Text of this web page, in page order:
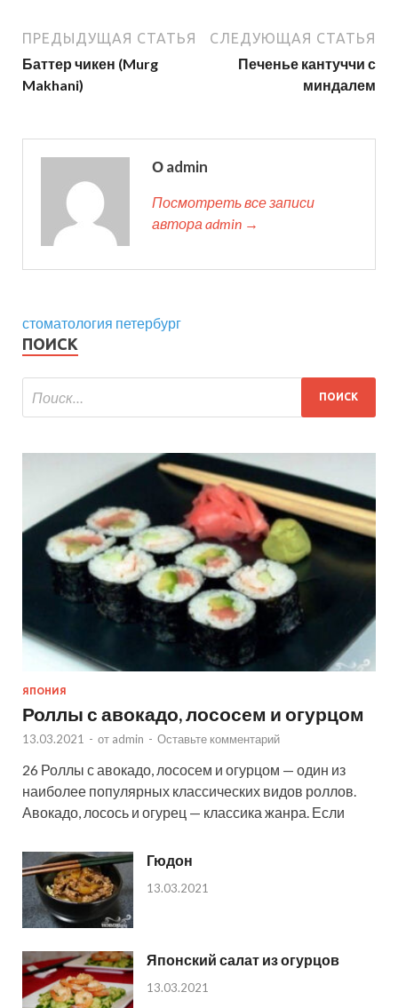
ПРЕДЫДУЩАЯ СТАТЬЯ
Баттер чикен (Murg
Makhani)
СЛЕДУЮЩАЯ СТАТЬЯ
Печенье кантуччи с
миндалем
О admin
Посмотреть все записи
автора admin →
стоматология петербург
ПОИСК
ЯПОНИЯ
Роллы с авокадо, лососем и огурцом
13.03.2021 - от admin - Оставьте комментарий
26 Роллы с авокадо, лососем и огурцом — один из
наиболее популярных классических видов роллов.
Авокадо, лосось и огурец — классика жанра. Если
Гюдон
13.03.2021
Японский салат из огурцов
13.03.2021